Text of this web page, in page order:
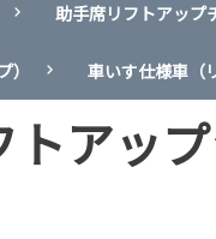
助手席リフトアップ
車いす仕様車（
トアッ